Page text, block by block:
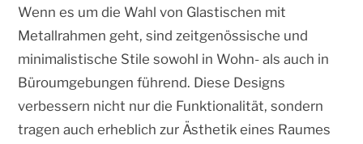
Wenn es um die Wahl von Glastischen mit
Metallrahmen geht, sind zeitgenössische und
minimalistische Stile sowohl in Wohn- als auch in
Büroumgebungen führend. Diese Designs
verbessern nicht nur die Funktionalität, sondern
tragen auch erheblich zur Ästhetik eines Raumes